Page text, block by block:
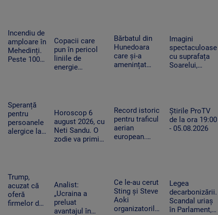
organismul să
funcționeze
zone
Incendiu de
amploare în
Mehedinți.
Peste 100
fost
mistuite de
flăcări
Copacii care
pun în pericol
liniile de
energie
curent din iarnă
Bărbatul din
Hunedoara
care și-a
amenințat
am vrut să fac
rău”
Imagini
spectaculoase
cu suprafața
Soarelui,
performant
telescop solar
din lume
Speranță
pentru
persoanele
alergice la
care nu mai
provoacă
alergii
Horoscop 6
august 2026, cu
Neti Sandu. O
zodie va primi
Record istoric
pentru traficul
aerian
european.
România
Știrile ProTV
de la ora 19:00
- 05.08.2026
Trump,
acuzat că
oferă
firmelor de
Analist:
„Ucraina a
preluat
avantajul în
Ce le-au cerut
Sting și Steve
Aoki
organizatorilor
Legea
decarbonizării.
Scandal uriaș
în Parlament,